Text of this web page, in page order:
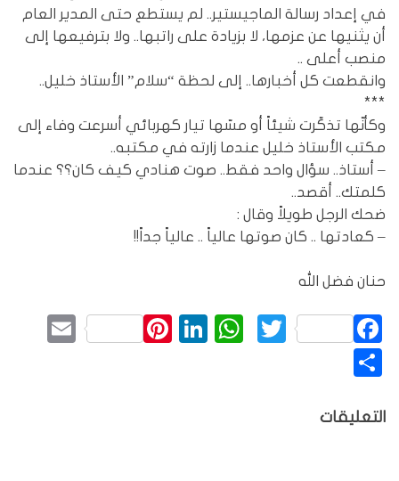
في إعداد رسالة الماجيستير.. لم يستطع حتى المدير العام
أن يثنيها عن عزمها، لا بزيادة على راتبها.. ولا بترفيعها إلى
منصب أعلى ..
وانقطعت كل أخبارها.. إلى لحظة “سلام” الأستاذ خليل..
***
وكأنّها تذكّرت شيئاً أو مسّها تيار كهربائي أسرعت وفاء إلى
مكتب الأستاذ خليل عندما زارته في مكتبه..
– أستاذ.. سؤال واحد فقط.. صوت هنادي كيف كان؟؟ عندما
كلمتك.. أقصد..
ضحك الرجل طويلاً وقال :
– كعادتها .. كان صوتها عالياً .. عالياً جداً!!
حنان فضل الله
Facebook
Twitter
WhatsApp
LinkedIn
Pinterest
التعليقات